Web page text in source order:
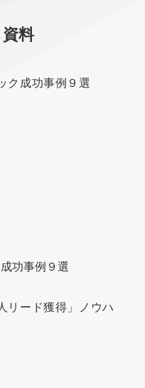
料
功事例９選